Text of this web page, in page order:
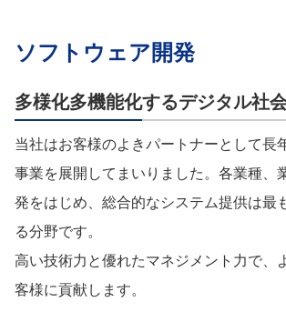
ソフトウェア開発
多様化多機能化するデジタル社
当社はお客様のよきパートナーとして長
事業を展開してまいりました。各業種、
発をはじめ、総合的なシステム提供は最
る分野です。
高い技術力と優れたマネジメント力で、
客様に貢献します。